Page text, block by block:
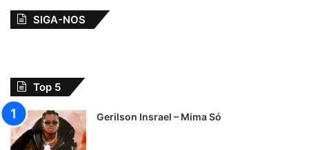
SIGA-NOS
Top 5
Gerilson Insrael – Mima Só